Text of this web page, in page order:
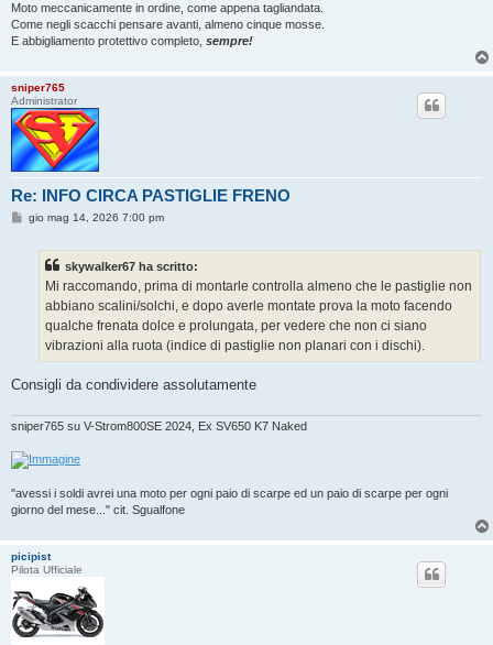
Moto meccanicamente in ordine, come appena tagliandata.
Come negli scacchi pensare avanti, almeno cinque mosse.
E abbigliamento protettivo completo, sempre!
sniper765
Administrator
Re: INFO CIRCA PASTIGLIE FRENO
Mgio mag 14, 2026 7:00 pm
skywalker67 ha scritto:
Mi raccomando, prima di montarle controlla almeno che le pastiglie non
abbiano scalini/solchi, e dopo averle montate prova la moto facendo
qualche frenata dolce e prolungata, per vedere che non ci siano
vibrazioni alla ruota (indice di pastiglie non planari con i dischi).
Consigli da condividere assolutamente
sniper765 su V-Strom800SE 2024, Ex SV650 K7 Naked
"avessi i soldi avrei una moto per ogni paio di scarpe ed un paio di scarpe per ogni
giorno del mese..." cit. Sgualfone
picipist
Pilota Ufficiale